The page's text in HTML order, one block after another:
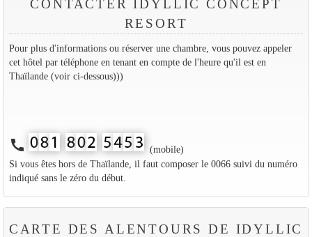
CONTACTER IDYLLIC CONCEPT
RESORT
Pour plus d'informations ou réserver une chambre, vous pouvez appeler
cet hôtel par téléphone en tenant en compte de l'heure qu'il est en
Thaïlande (voir ci-dessous)))
call
(mobile)
Si vous êtes hors de Thaïlande, il faut composer le 0066 suivi du numéro
indiqué sans le zéro du début.
CARTE DES ALENTOURS DE IDYLLIC